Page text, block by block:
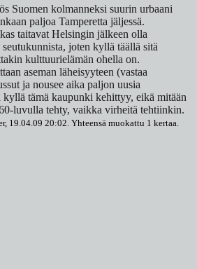
Suomen kolmanneksi suurin urbaani
paljoa Tamperetta jäljessä.
taitavat Helsingin jälkeen olla
joten kyllä täällä sitä
kulttuurielämän ohella on.
aseman läheisyyteen (vastaa
ja nousee aika paljon uusia
tämä kaupunki kehittyy, eikä mitään
luvulla tehty, vaikka virheitä tehtiinkin.
, 19.04.09 20:02. Yhteensä muokattu 1 kertaa.